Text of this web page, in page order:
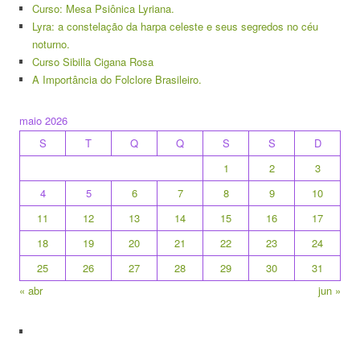
Curso: Mesa Psiônica Lyriana.
Lyra: a constelação da harpa celeste e seus segredos no céu
noturno.
Curso Sibilla Cigana Rosa
A Importância do Folclore Brasileiro.
maio 2026
S
T Q Q S S
D
1
2
3
4
5 6 7 8 9
10
11
12 13 14 15 16
17
18
19 20 21 22 23
24
25
26 27 28 29 30
31
« abr
jun »